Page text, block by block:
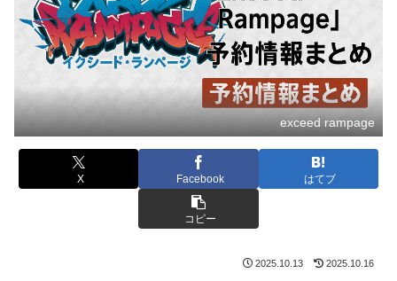
exceed rampage
X Facebook はてブ
コピー
2025.10.13 2025.10.16